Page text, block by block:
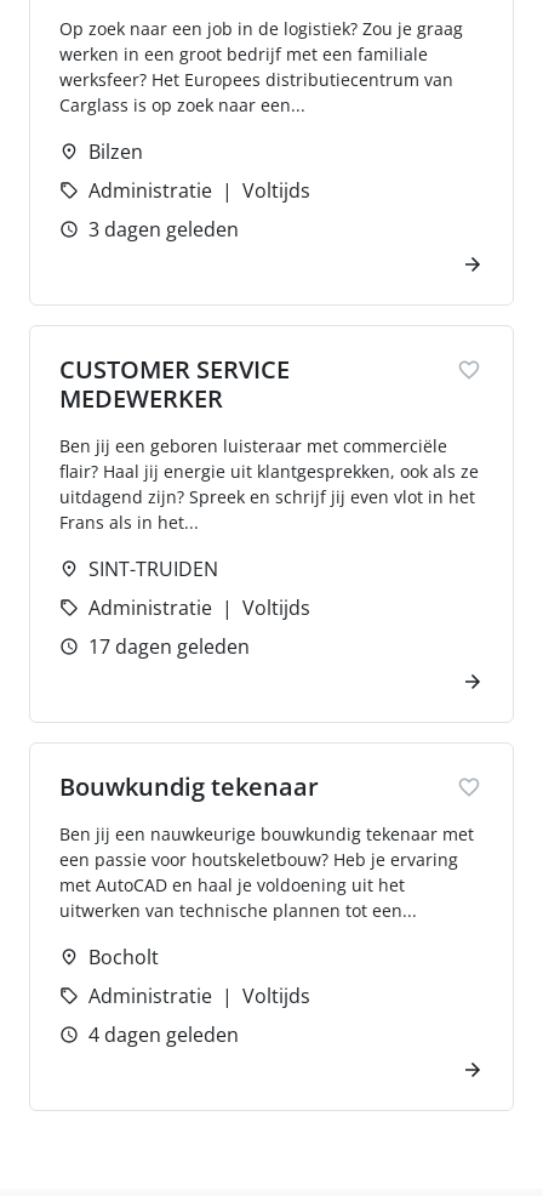
Op zoek naar een job in de logistiek? Zou je graag
werken in een groot bedrijf met een familiale
werksfeer? Het Europees distributiecentrum van
Carglass is op zoek naar een...
Bilzen
Administratie
Voltijds
3 dagen geleden
CUSTOMER SERVICE
MEDEWERKER
Ben jij een geboren luisteraar met commerciële
flair? Haal jij energie uit klantgesprekken, ook als ze
uitdagend zijn? Spreek en schrijf jij even vlot in het
Frans als in het...
SINT-TRUIDEN
Administratie
Voltijds
17 dagen geleden
Bouwkundig tekenaar
Ben jij een nauwkeurige bouwkundig tekenaar met
een passie voor houtskeletbouw? Heb je ervaring
met AutoCAD en haal je voldoening uit het
uitwerken van technische plannen tot een...
Bocholt
Administratie
Voltijds
4 dagen geleden